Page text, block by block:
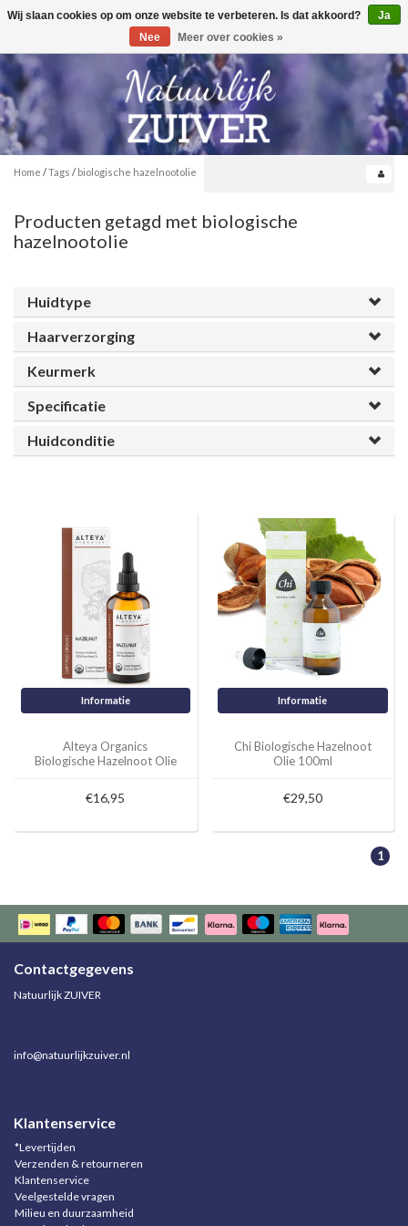
Toggle
0
Home /Tags / biologische hazelnootolie
Producten getagd met biologische
hazelnootolie
Huidtype
Haarverzorging
Keurmerk
Specificatie
Huidconditie
Informatie
Alteya Organics
Biologische Hazelnoot Olie
€16,95
Informatie
Chi Biologische Hazelnoot
Olie 100ml
€29,50
1
Contactgegevens
Natuurlijk ZUIVER
info@natuurlijkzuiver.nl
Klantenservice
*Levertijden
Verzenden & retourneren
Klantenservice
Veelgestelde vragen
Milieu en duurzaamheid
Wij slaan cookies op om onze website te verbeteren. Is dat akkoord?
Ja
Nee
Meer over cookies »